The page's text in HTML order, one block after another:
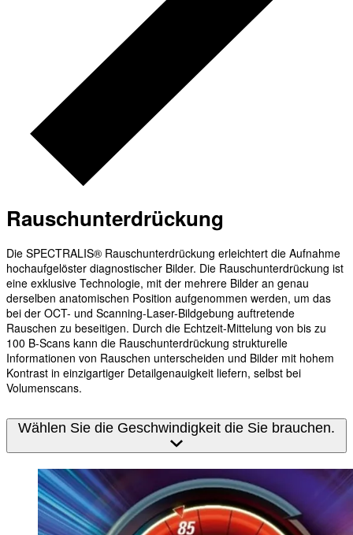
Rauschunterdrückung
Die SPECTRALIS® Rauschunterdrückung erleichtert die Aufnahme
hochaufgelöster diagnostischer Bilder. Die Rauschunterdrückung ist
eine exklusive Technologie, mit der mehrere Bilder an genau
derselben anatomischen Position aufgenommen werden, um das
bei der OCT- und Scanning-Laser-Bildgebung auftretende
Rauschen zu beseitigen. Durch die Echtzeit-Mittelung von bis zu
100 B-Scans kann die Rauschunterdrückung strukturelle
Informationen von Rauschen unterscheiden und Bilder mit hohem
Kontrast in einzigartiger Detailgenauigkeit liefern, selbst bei
Volumenscans.
Wählen Sie die Geschwindigkeit die Sie brauchen.